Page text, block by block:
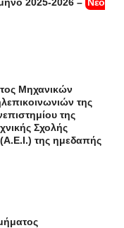
Μηχανικών
της
της
Σχολής
της ημεδαπής